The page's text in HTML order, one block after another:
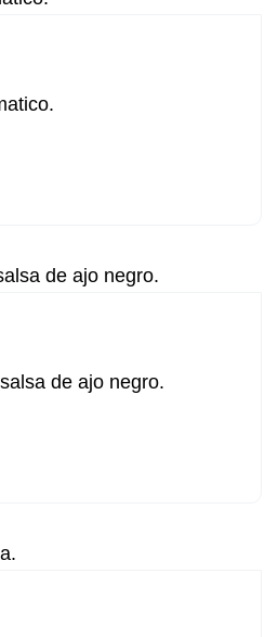
de ajo negro.